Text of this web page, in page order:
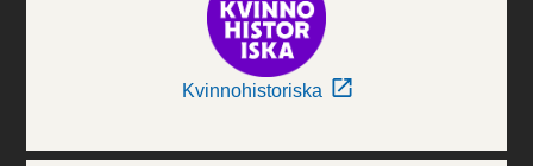
Kvinnohistoriska